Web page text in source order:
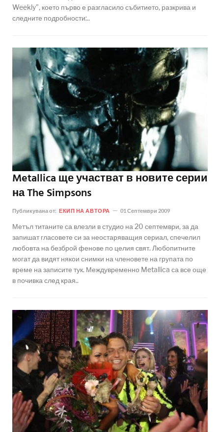
Weekly", което първо е разгласило събитието, разкрива и
следните подробности:..
Metallica ще участват в новите серии
на The Simpsons
Публикувана от: ЕКИП НА АВТОРА 01 Септември 2009
Метъл титаните са влезли в студио на 20 септември, за да
запишат гласовете си за неостаряващия сериал, спечелил
любовта на безброй фенове по целия свят. Любопитните
могат да видят някои снимки на членовете на групата по
време на записите тук. Междувременно Metallica са все още
в почивка след края..